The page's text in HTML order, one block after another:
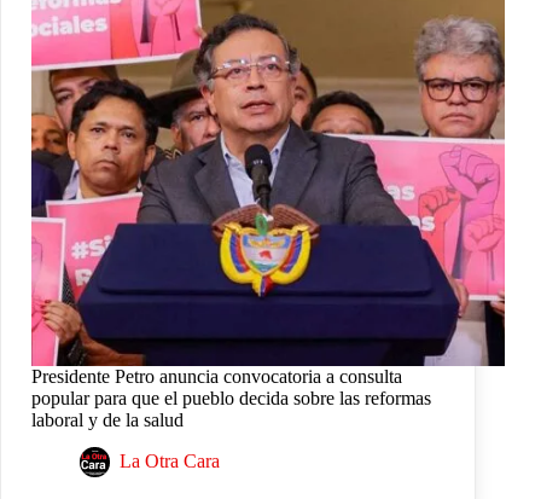
Presidente Petro anuncia convocatoria a consulta
popular para que el pueblo decida sobre las reformas
laboral y de la salud
La Otra Cara